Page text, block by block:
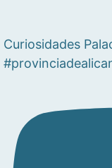
Curiosidades